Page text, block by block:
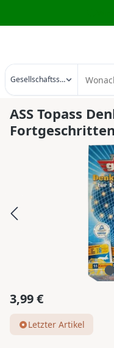
Gesellschaftsspiele
ASS Topass
Bildergalerie
Regulärer Preis:
3,99 €
Letzter Artikel